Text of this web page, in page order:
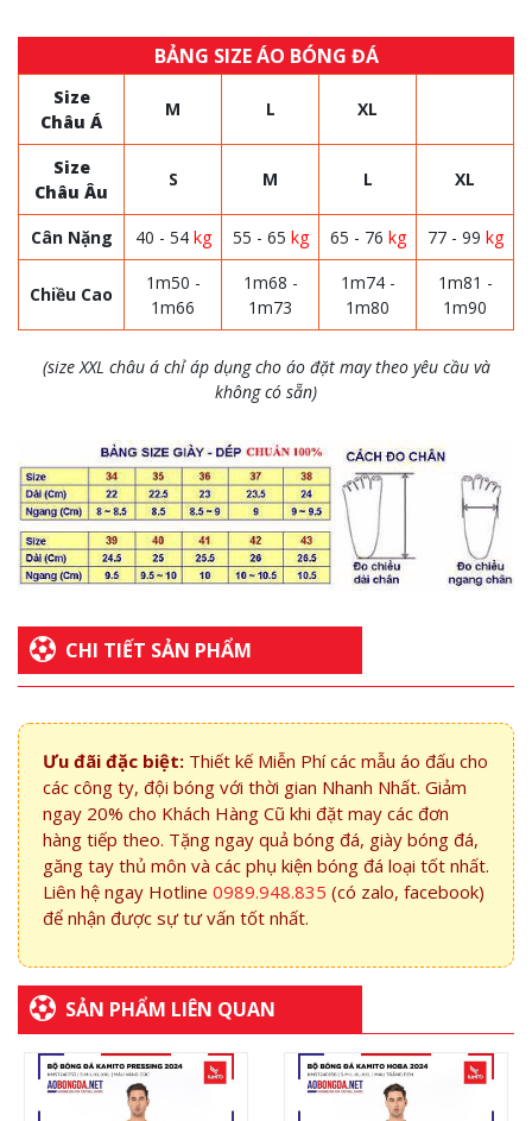
BẢNG SIZE ÁO BÓNG ĐÁ
Size
Châu Á
M L XL
Size
Châu Âu
S M L XL
Cân Nặng 40 - 54 kg 55 - 65 kg 65 - 76 kg 77 - 99 kg
Chiều Cao
1m50 -
1m66
1m68 -
1m73
1m74 -
1m80
1m81 -
1m90
(size XXL châu á chỉ áp dụng cho áo đặt may theo yêu cầu và
không có sẵn)
CHI TIẾT SẢN PHẨM
Ưu đãi đặc biệt: Thiết kế Miễn Phí các mẫu áo đấu cho
các công ty, đội bóng với thời gian Nhanh Nhất. Giảm
ngay 20% cho Khách Hàng Cũ khi đặt may các đơn
hàng tiếp theo. Tặng ngay quả bóng đá, giày bóng đá,
găng tay thủ môn và các phụ kiện bóng đá loại tốt nhất.
Liên hệ ngay Hotline 0989.948.835 (có zalo, facebook)
để nhận được sự tư vấn tốt nhất.
SẢN PHẨM LIÊN QUAN